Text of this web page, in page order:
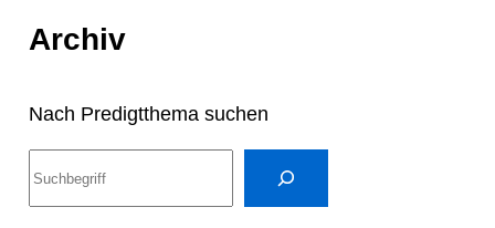
Archiv
Nach Predigtthema suchen